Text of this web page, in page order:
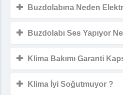
Buzdolabına Neden
Buzdolabı Ses Yapıyor
Klima Bakımı Garanti
Klima İyi Soğutmuyor ?